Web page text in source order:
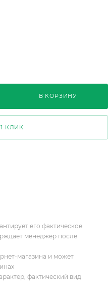
Moonshine
Spray
Кинг
В КОРЗИНУ
КЛИК
его фактическое
менеджер после
магазина и может
фактический вид